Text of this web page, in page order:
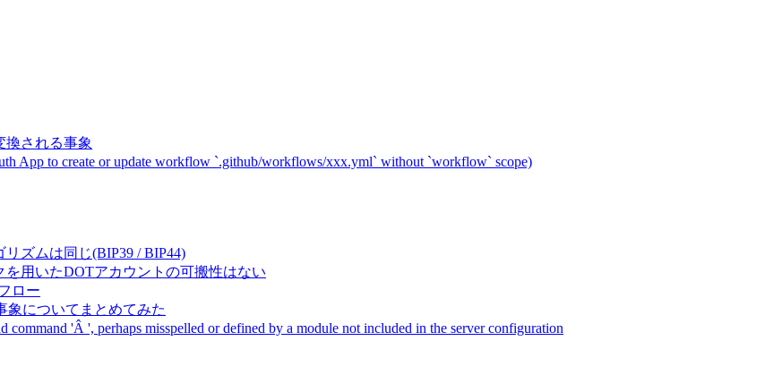
換される事象
App to create or update workflow `.github/workflows/xxx.yml` without `workflow` scope)
リズムは同じ(BIP39 / BIP44)
を用いたDOTアカウントの可搬性はない
ロー
象についてまとめてみた
'Â ', perhaps misspelled or defined by a module not included in the server configuration